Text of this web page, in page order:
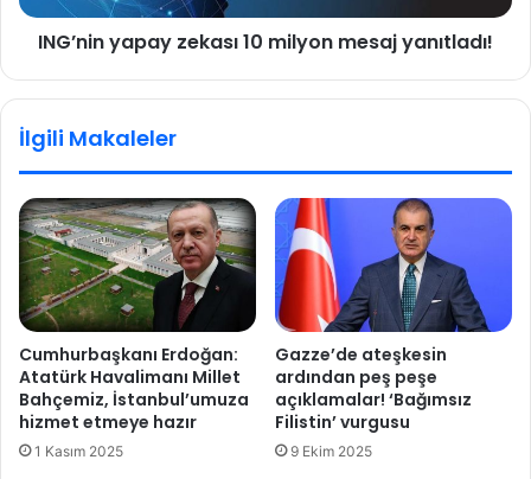
n
e
y
e
e
a
m
e
i
a
s
ı
1
m
l
y
o
ING’nin yapay zekası 10 milyon mesaj yanıtladı!
İlgili Makaleler
Cumhurbaşkanı Erdoğan:
Atatürk Havalimanı Millet
Bahçemiz, İstanbul’umuza
hizmet etmeye hazır
1 Kasım 2025
Gazze’de ateşkesin
ardından peş peşe
açıklamalar! ‘Bağımsız
Filistin’ vurgusu
9 Ekim 2025